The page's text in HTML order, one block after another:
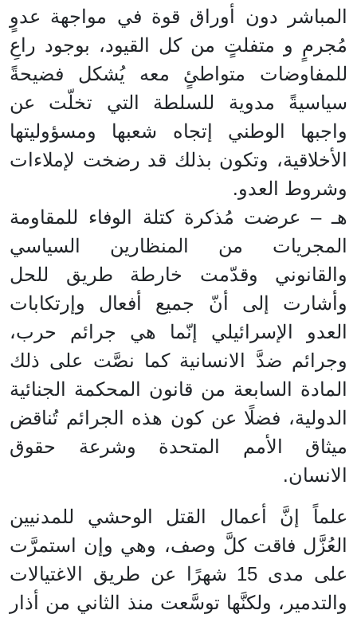
المباشر دون أوراق قوة في مواجهة عدوٍ
مُجرمٍ و متفلتٍ من كل القيود، بوجود راعِ
للمفاوضات متواطئٍ معه يُشكل فضيحةً
سياسيةً مدوية للسلطة التي تخلّت عن
واجبها الوطني إتجاه شعبها ومسؤوليتها
الأخلاقية، وتكون بذلك قد رضخت لإملاءات
وشروط العدو.
هـ – عرضت مُذكرة كتلة الوفاء للمقاومة
المجريات من المنظارين السياسي
والقانوني وقدّمت خارطة طريق للحل
وأشارت إلى أنّ جميع أفعال وإرتكابات
العدو الإسرائيلي إنّما هي جرائم حرب،
وجرائم ضدَّ الانسانية كما نصَّت على ذلك
المادة السابعة من قانون المحكمة الجنائية
الدولية، فضلًا عن كون هذه الجرائم تُناقض
ميثاق الأمم المتحدة وشرعة حقوق
الانسان.
علماً إنَّ أعمال القتل الوحشي للمدنيين
العُزَّل فاقت كلَّ وصف، وهي وإن استمرَّت
على مدى 15 شهرًا عن طريق الاغتيالات
والتدمير، ولكنَّها توسَّعت منذ الثاني من أذار